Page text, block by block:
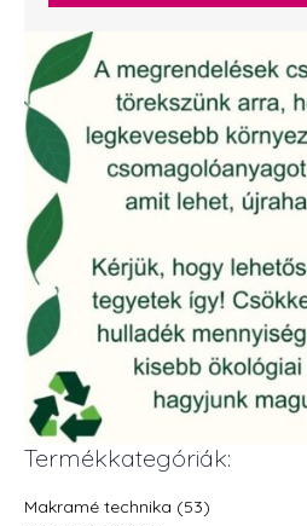
Termékkategóriák:
Makramé technika (53)